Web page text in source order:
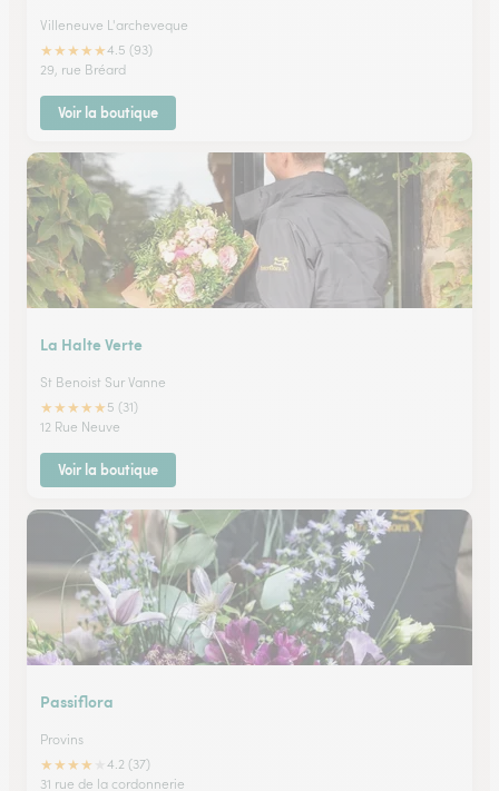
Villeneuve L'archeveque
★★★★★4.5 (93)
29, rue Bréard
Voir la boutique
La Halte Verte
St Benoist Sur Vanne
★★★★★ 5 (31)
12 Rue Neuve
Voir la boutique
Passiflora
Provins
★★★★
4.2 (37)
31 rue de la cordonnerie